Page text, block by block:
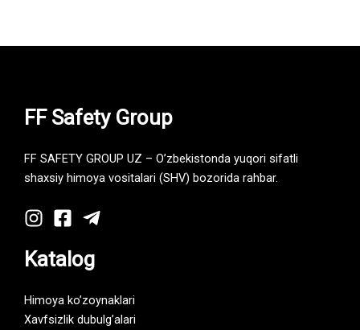
FF Safety Group
FF SAFETY GROUP UZ – O’zbekistonda yuqori sifatli
shaxsiy himoya vositalari (SHV) bozorida rahbar.
Katalog
Himoya ko’zoynaklari
Xavfsizlik dubulg’alari